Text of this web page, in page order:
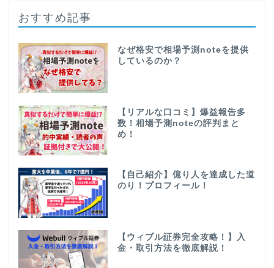
おすすめ記事
なぜ格安で相場予測noteを提供
しているのか？
【リアルな口コミ】爆益報告多
数！相場予測noteの評判まと
め！
【自己紹介】億り人を達成した道
のり！プロフィール！
【ウィブル証券完全攻略！】入
金・取引方法を徹底解説！